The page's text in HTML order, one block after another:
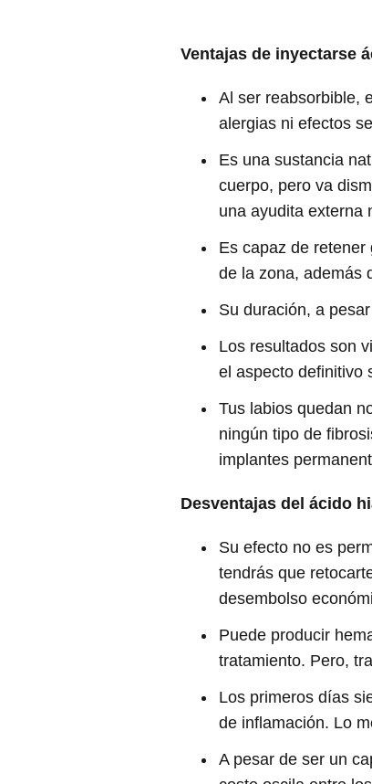
Ventajas de inyectarse
Al ser reabsorbible,
alergias ni efectos
Es una sustancia
cuerpo, pero va
una ayudita externa
Es capaz de
de la zona, además
Su duración, a
Los resultados son
el aspecto definitivo
Tus labios quedan
ningún tipo de
implantes
Desventajas del ácido
Su efecto no es
tendrás que
desembolso
Puede producir
tratamiento. Pero,
Los primeros días
de inflamación. Lo
A pesar de ser un